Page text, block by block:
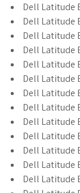
Dell Latitude
Dell Latitude
Dell Latitude
Dell Latitude
Dell Latitude
Dell Latitude
Dell Latitude
Dell Latitude
Dell Latitude
Dell Latitude
Dell Latitude
Dell Latitude
Dell Latitude